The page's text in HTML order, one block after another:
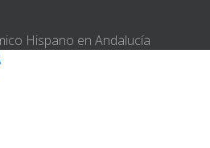
Hispano en Andalucía